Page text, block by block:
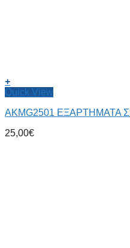
+
Quick View
AKMG2501 ΕΞΑΡΤΗΜΑΤΑ
25,00€